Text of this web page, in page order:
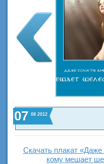
07 08 2012
Скачать плакат «Даже
кому мешает